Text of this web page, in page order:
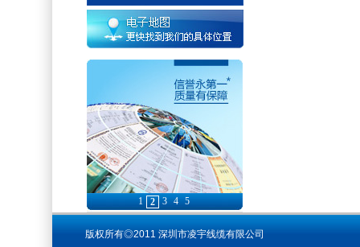
1 2 3 4 5
版权所有◎2011 深圳市凌宇线缆有限公司